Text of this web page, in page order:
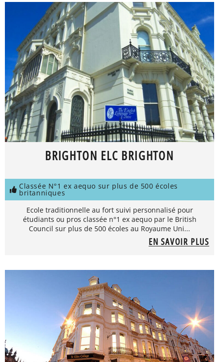
BRIGHTON ELC BRIGHTON
Classée N°1 ex aequo sur plus de 500 écoles
britanniques
Ecole traditionnelle au fort suivi personnalisé pour
étudiants ou pros classée n°1 ex aequo par le British
Council sur plus de 500 écoles au Royaume Uni...
EN SAVOIR PLUS